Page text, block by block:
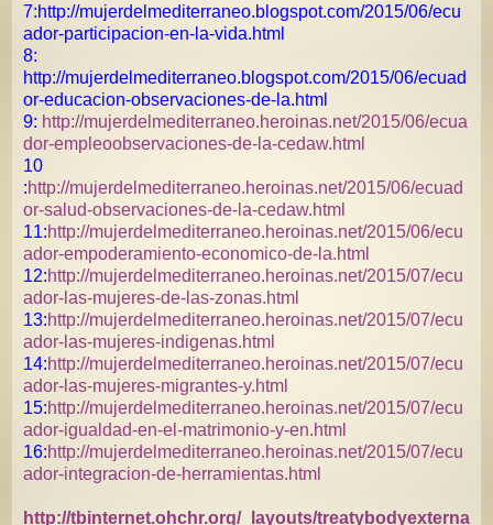
7:http://mujerdelmediterraneo.blogspot.com/2015/06/ecu
ador-participacion-en-la-vida.html
8:
http://mujerdelmediterraneo.blogspot.com/2015/06/ecuad
or-educacion-observaciones-de-la.html
9: http://mujerdelmediterraneo.heroinas.net/2015/06/ecua
dor-empleoobservaciones-de-la-cedaw.html
10
:http://mujerdelmediterraneo.heroinas.net/2015/06/ecuad
or-salud-observaciones-de-la-cedaw.html
11:http://mujerdelmediterraneo.heroinas.net/2015/06/ecu
ador-empoderamiento-economico-de-la.html
12:http://mujerdelmediterraneo.heroinas.net/2015/07/ecu
ador-las-mujeres-de-las-zonas.html
13:http://mujerdelmediterraneo.heroinas.net/2015/07/ecu
ador-las-mujeres-indigenas.html
14:http://mujerdelmediterraneo.heroinas.net/2015/07/ecu
ador-las-mujeres-migrantes-y.html
15:http://mujerdelmediterraneo.heroinas.net/2015/07/ecu
ador-igualdad-en-el-matrimonio-y-en.html
16:http://mujerdelmediterraneo.heroinas.net/2015/07/ecu
ador-integracion-de-herramientas.html
http://tbinternet.ohchr.org/_layouts/treatybodyexterna